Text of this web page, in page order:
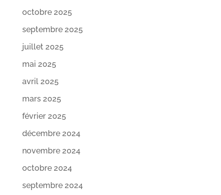
octobre 2025
septembre 2025
juillet 2025
mai 2025
avril 2025
mars 2025
février 2025
décembre 2024
novembre 2024
octobre 2024
septembre 2024